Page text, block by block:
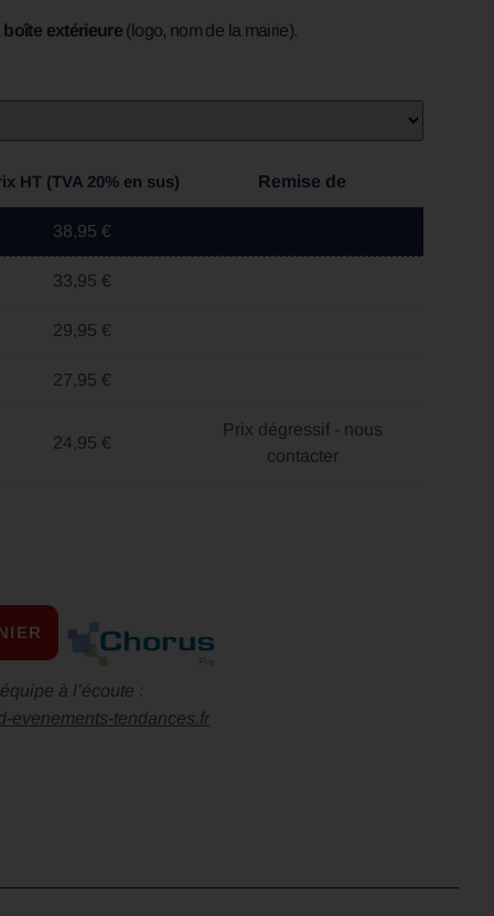
boîte extérieure (logo, nom de la mairie).
HT (TVA 20% en sus) Remise de
38,95 €
33,95 €
29,95 €
27,95 €
24,95 €
Prix dégressif - nous
contacter
à l’écoute :
evenements-tendances.fr